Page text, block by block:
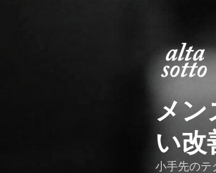
メン
い改
小手先のテ